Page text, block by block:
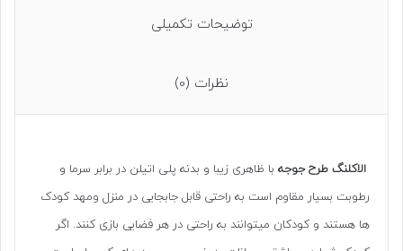
توضیحات تکمیلی
نظرات (0)
الاکلنگ طرح جوجه با ظاهری زیبا و بدنه پلی اتیلن در برابر سرما و
رطوبت بسیار مقاوم است به راحتی قابل جابجایی در منزل ومهد کودک
ها هستند و کودکان میتوانند به راحتی در هر فضایی بازی کنند. اگر